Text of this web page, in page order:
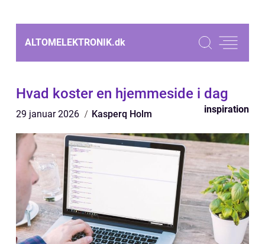
ALTOMELEKTRONIK.dk
Hvad koster en hjemmeside i dag
29 januar 2026 Kasperq Holm inspiration